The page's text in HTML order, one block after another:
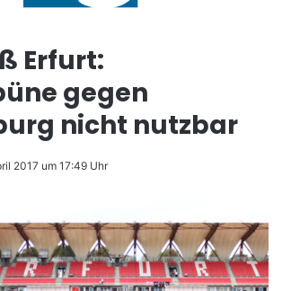
Erfurt:
gegen
nicht nutzbar
2017 um 17:49 Uhr